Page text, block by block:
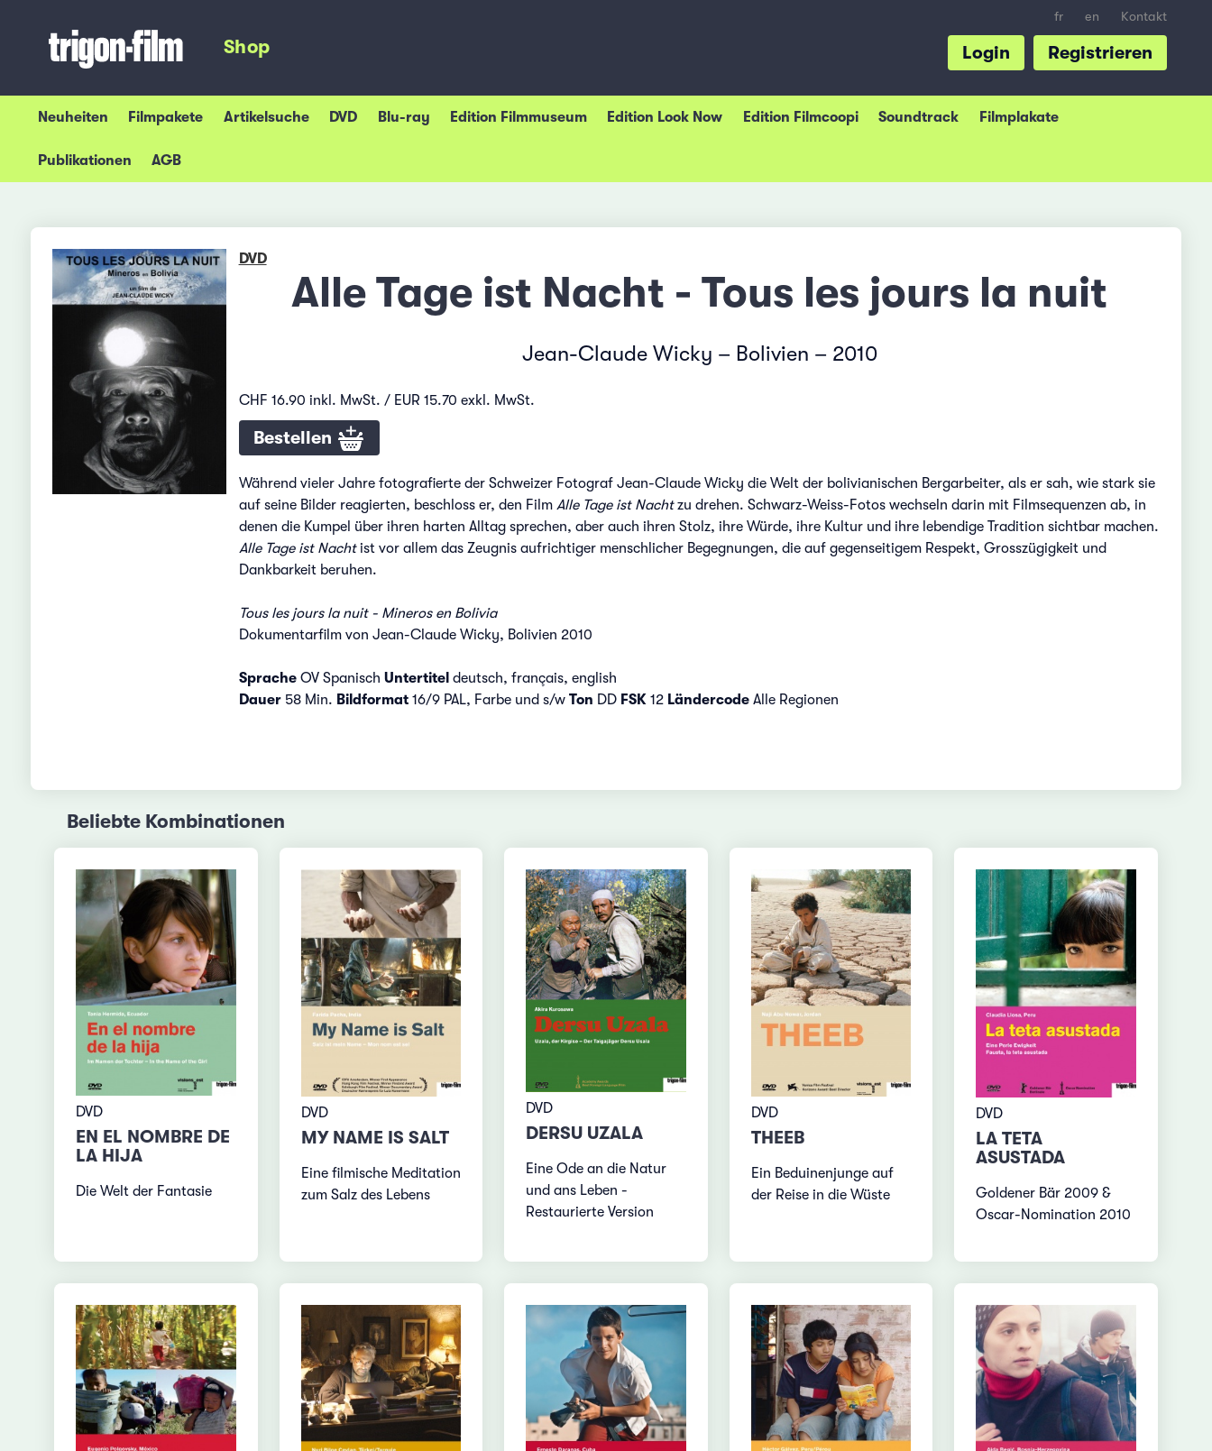
fr en Kontakt
Shop Registrieren
Login
Neuheiten Filmpakete Artikelsuche DVD Blu-ray Edition Filmmuseum Edition Look Now Edition Filmcoopi Soundtrack Filmplakate
Publikationen AGB
DVD
Alle Tage ist Nacht - Tous les jours la nuit
Jean-Claude Wicky – Bolivien – 2010
CHF 16.90 inkl. MwSt. / EUR 15.70 exkl. MwSt.
Bestellen
Während vieler Jahre fotografierte der Schweizer Fotograf Jean-Claude Wicky die Welt der bolivianischen Bergarbeiter, als er sah, wie stark sie
auf seine Bilder reagierten, beschloss er, den Film Alle Tage ist Nachtzu drehen. Schwarz-Weiss-Fotos wechseln darin mit Filmsequenzen ab, in
denen die Kumpel über ihren harten Alltag sprechen, aber auch ihren Stolz, ihre Würde, ihre Kultur und ihre lebendige Tradition sichtbar machen.
Alle Tage ist Nachtist vor allem das Zeugnis aufrichtiger menschlicher Begegnungen, die auf gegenseitigem Respekt, Grosszügigkeit und
Dankbarkeit beruhen.
Tous les jours la nuit - Mineros en Bolivia
Dokumentarfilm von Jean-Claude Wicky, Bolivien 2010
SpracheOV Spanisch Untertitel deutsch, français, english
Dauer58 Min. Bildformat16/9 PAL, Farbe und s/w Ton DD FSK12 LändercodeAlle Regionen
Beliebte Kombinationen
DVD
EN EL NOMBRE DE
LA HIJA
Die Welt der Fantasie
DVD
MY NAME IS SALT
Eine filmische Meditation
zum Salz des Lebens
DVD
DERSU UZALA
Eine Ode an die Natur
und ans Leben -
Restaurierte Version
DVD
THEEB
Ein Beduinenjunge auf
der Reise in die Wüste
DVD
LA TETA
ASUSTADA
Goldener Bär 2009 &
Oscar-Nomination 2010